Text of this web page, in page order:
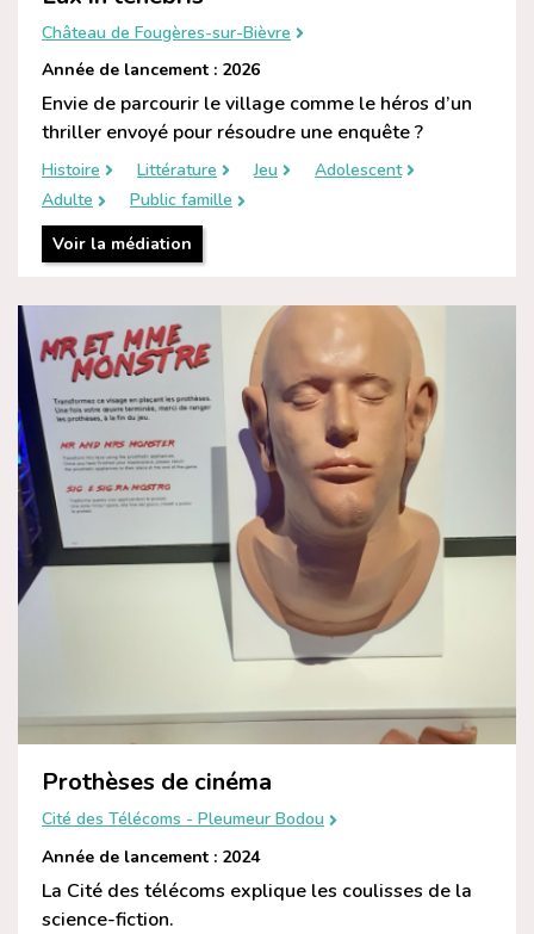
Château de Fougères-sur-Bièvre
Année de lancement : 2026
Envie de parcourir le village comme le héros d’un
thriller envoyé pour résoudre une enquête ?
Histoire Littérature Jeu
Adolescent
Adulte
Public famille
Voir la médiation
Prothèses de cinéma
Cité des Télécoms - Pleumeur Bodou
Année de lancement : 2024
La Cité des télécoms explique les coulisses de la
science-fiction.